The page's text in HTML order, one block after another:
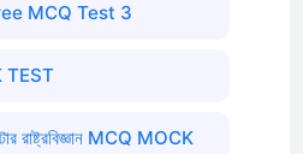
MCQ Test 3
TEST
রাষ্ট্রবিজ্ঞান MCQ MOCK